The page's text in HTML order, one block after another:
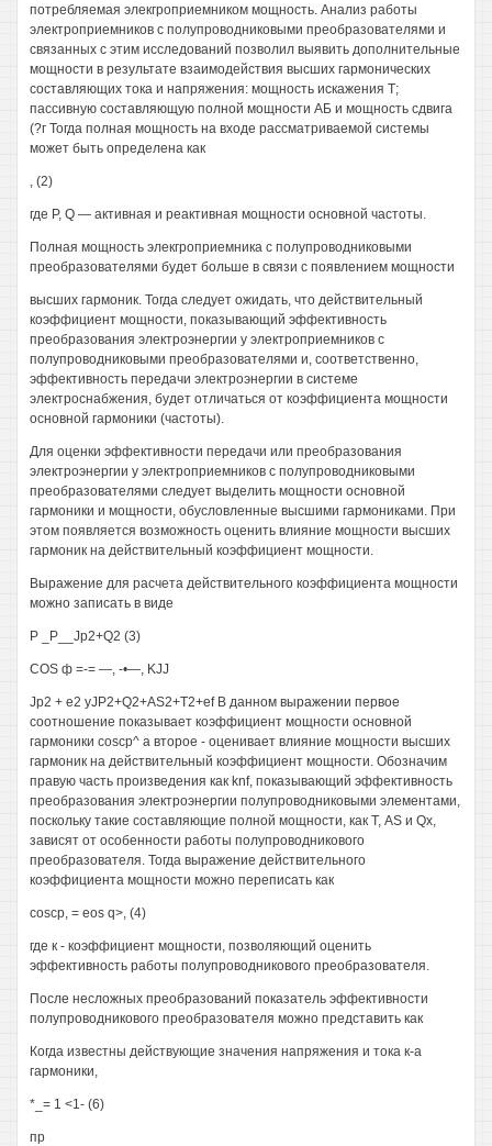
потребляемая элекгроприемником мощность. Анализ работы
электроприемников с полупроводниковыми преобразователями и
связанных с этим исследований позволил выявить дополнительные
мощности в результате взаимодействия высших гармонических
составляющих тока и напряжения: мощность искажения Т;
пассивную составляющую полной мощности АБ и мощность сдвига
(?г Тогда полная мощность на входе рассматриваемой системы
может быть определена как
, (2)
где Р, Q — активная и реактивная мощности основной частоты.
Полная мощность элекгроприемника с полупроводниковыми
преобразователями будет больше в связи с появлением мощности
высших гармоник. Тогда следует ожидать, что действительный
коэффициент мощности, показывающий эффективность
преобразования электроэнергии у электроприемников с
полупроводниковыми преобразователями и, соответственно,
эффективность передачи электроэнергии в системе
электроснабжения, будет отличаться от коэффициента мощности
основной гармоники (частоты).
Для оценки эффективности передачи или преобразования
электроэнергии у электроприемников с полупроводниковыми
преобразователями следует выделить мощности основной
гармоники и мощности, обусловленные высшими гармониками. При
этом появляется возможность оценить влияние мощности высших
гармоник на действительный коэффициент мощности.
Выражение для расчета действительного коэффициента мощности
можно записать в виде
Р _Р__Jp2+Q2 (3)
COS ф =-= —, -•—, KJJ
Jp2 + e2 yJP2+Q2+AS2+T2+ef В данном выражении первое
соотношение показывает коэффициент мощности основной
гармоники coscp^ а второе - оценивает влияние мощности высших
гармоник на действительный коэффициент мощности. Обозначим
правую часть произведения как knf, показывающий эффективность
преобразования электроэнергии полупроводниковыми элементами,
поскольку такие составляющие полной мощности, как Т, AS и Qx,
зависят от особенности работы полупроводникового
преобразователя. Тогда выражение действительного
коэффициента мощности можно переписать как
coscp, = eos q>, (4)
где к - коэффициент мощности, позволяющий оценить
эффективность работы полупроводникового преобразователя.
После несложных преобразований показатель эффективности
полупроводникового преобразователя можно представить как
Когда известны действующие значения напряжения и тока к-а
гармоники,
*_= 1 <1- (6)
пр